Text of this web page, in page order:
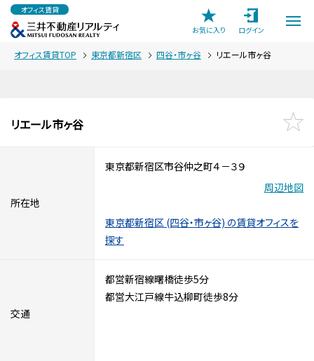
オフィス賃貸
お気に入り
ログイン
オフィス賃貸TOP 東京都新宿区 四谷・市ヶ谷 リエール市ヶ谷
リエール市ヶ谷
所在地
東京都新宿区市谷仲之町４－３９
周辺地図
東京都新宿区 (四谷・市ヶ谷) の賃貸オフィスを
探す
交通
都営新宿線曙橋徒歩5分
都営大江戸線牛込柳町徒歩8分